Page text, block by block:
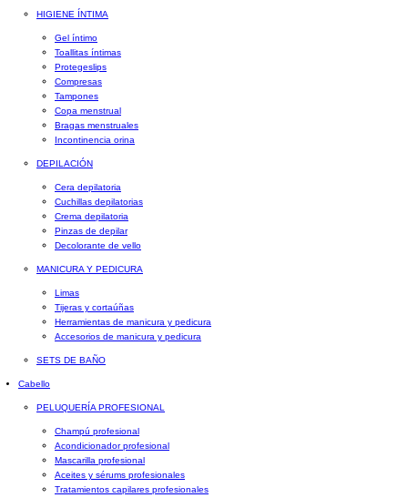
HIGIENE ÍNTIMA
Gel íntimo
Toallitas íntimas
Protegeslips
Compresas
Tampones
Copa menstrual
Bragas menstruales
Incontinencia orina
DEPILACIÓN
Cera depilatoria
Cuchillas depilatorias
Crema depilatoria
Pinzas de depilar
Decolorante de vello
MANICURA Y PEDICURA
Limas
Tijeras y cortaúñas
Herramientas de manicura y pedicura
Accesorios de manicura y pedicura
SETS DE BAÑO
Cabello
PELUQUERÍA PROFESIONAL
Champú profesional
Acondicionador profesional
Mascarilla profesional
Aceites y sérums profesionales
Tratamientos capilares profesionales